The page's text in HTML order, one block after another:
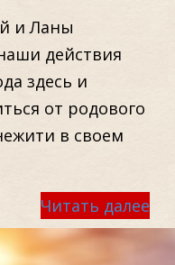
и Ланы
действия
здесь и
от родового
в своем
Читать далее